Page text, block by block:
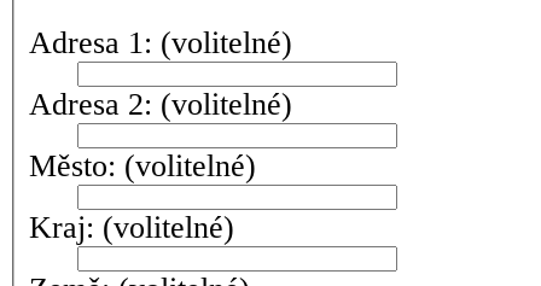
Adresa 1: (volitelné)
Adresa 2: (volitelné)
Město: (volitelné)
Kraj: (volitelné)